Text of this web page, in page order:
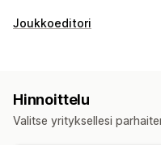
Ponnahdusilmoitustyypit
Ponnahdusikkunoiden
Käynnistimet ja säännöt
Joukkoeditori
Hinnoittelu
Valitse yrityksellesi